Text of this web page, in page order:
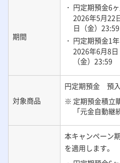
期間
・ 円定期預金6
2026年5月22
日（金）23:59
・ 円定期預金1
2026年6月8
（金）23:59
対象商品
円定期預金 預
※ 定期預金積立
「元金自動継
本キャンペーン
を適用します。